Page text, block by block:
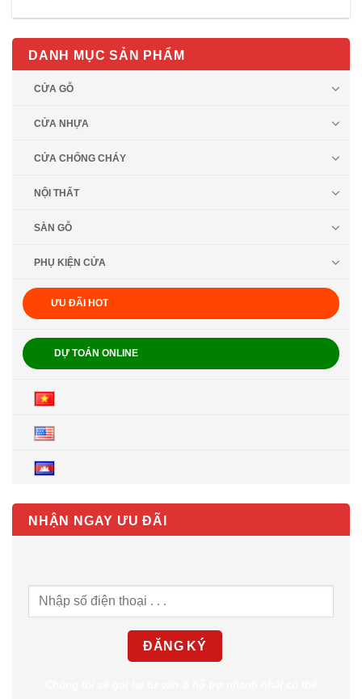
DANH MỤC SẢN PHẨM
CỬA GỖ
CỬA NHỰA
CỬA CHỐNG CHÁY
NỘI THẤT
SÀN GỖ
PHỤ KIỆN CỬA
ƯU ĐÃI HOT
DỰ TOÁN ONLINE
NHẬN NGAY ƯU ĐÃI